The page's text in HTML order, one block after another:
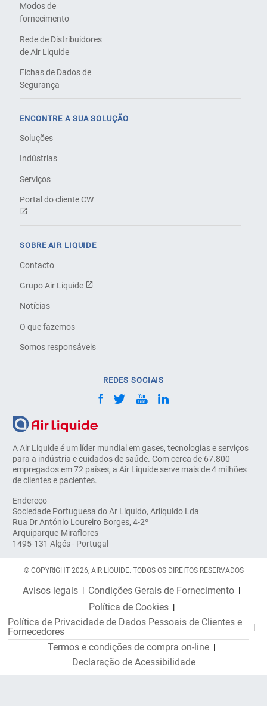
A Air Liquide é um líder mundial em gases, tecnologias e serviços
para a indústria e cuidados de saúde. Com cerca de 67.800
empregados em 72 países, a Air Liquide serve mais de 4 milhões
de clientes e pacientes.
Endereço
Sociedade Portuguesa do Ar Líquido, Arlíquido Lda
Rua Dr António Loureiro Borges, 4-2º
Arquiparque-Miraflores
1495-131 Algés - Portugal
Modos de
fornecimento
Rede de Distribuidores
de Air Liquide
Fichas de Dados de
Segurança
ENCONTRE A SUA SOLUÇÃO
Soluções
Indústrias
Serviços
Portal do cliente CW
SOBRE AIR LIQUIDE
Contacto
Grupo Air Liquide
Notícias
O que fazemos
Somos responsáveis
REDES SOCIAIS
© COPYRIGHT 2026, AIR LIQUIDE. TODOS OS DIREITOS RESERVADOS
Avisos legais
Condições Gerais de Fornecimento
Política de Cookies
Política de Privacidade de Dados Pessoais de Clientes e
Fornecedores
Termos e condições de compra on-line
Declaração de Acessibilidade